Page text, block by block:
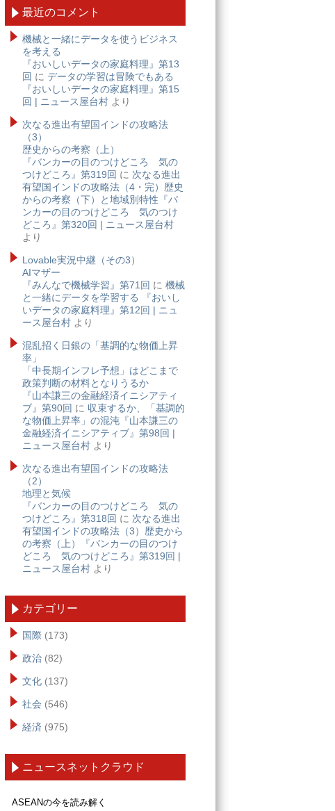
最近のコメント
機械と一緒にデータを使うビジネス
を考える
『おいしいデータの家庭料理』第13
回 に データの学習は冒険でもある
『おいしいデータの家庭料理』第15
回 | ニュース屋台村 より
次なる進出有望国インドの攻略法
（3）
歴史からの考察（上）
『バンカーの目のつけどころ 気の
つけどころ』第319回 に 次なる進出
有望国インドの攻略法（4・完）歴史
からの考察（下）と地域別特性『バ
ンカーの目のつけどころ 気のつけ
どころ』第320回 | ニュース屋台村
より
Lovable実況中継（その3）
AIマザー
『みんなで機械学習』第71回 に 機械
と一緒にデータを学習する 『おいし
いデータの家庭料理』第12回 | ニュ
ース屋台村 より
混乱招く日銀の「基調的な物価上昇
率」
「中長期インフレ予想」はどこまで
政策判断の材料となりうるか
『山本謙三の金融経済イニシアティ
ブ』第90回 に 収束するか、「基調的
な物価上昇率」の混沌『山本謙三の
金融経済イニシアティブ』第98回 |
ニュース屋台村 より
次なる進出有望国インドの攻略法
（2）
地理と気候
『バンカーの目のつけどころ 気の
つけどころ』第318回 に 次なる進出
有望国インドの攻略法（3）歴史から
の考察（上）『バンカーの目のつけ
どころ 気のつけどころ』第319回 |
ニュース屋台村 より
カテゴリー
国際 (173)
政治 (82)
文化 (137)
社会 (546)
経済 (975)
ニュースネットクラウド
ASEANの今を読み解く